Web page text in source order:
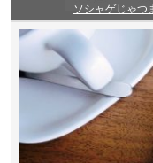
ソシャゲじゃつ